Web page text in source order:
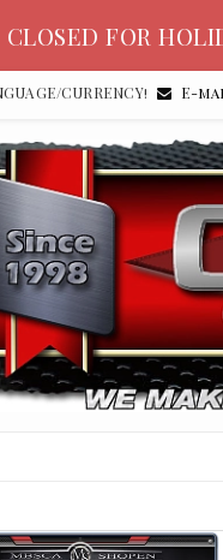
CLOSED FOR
CURRENCY! E-